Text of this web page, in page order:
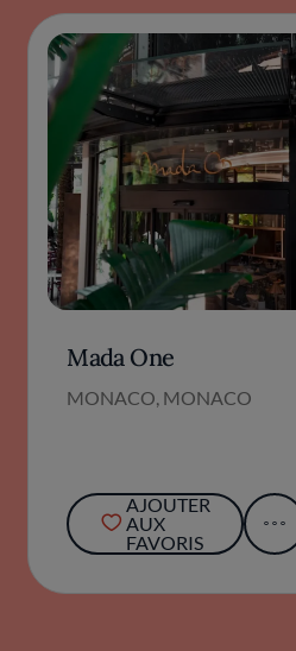
Mada One
MONACO, MONACO
AJOUTER
AUX
FAVORIS